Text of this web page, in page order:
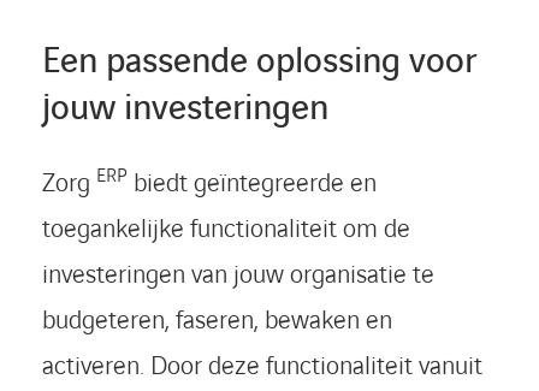
Een passende oplossing voor
jouw investeringen
Zorg ERP biedt geïntegreerde en
toegankelijke functionaliteit om de
investeringen van jouw organisatie te
budgeteren, faseren, bewaken en
activeren. Door deze functionaliteit vanuit